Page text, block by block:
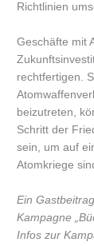
Richtlinien
Geschäfte mit
rechtfertigen.
beizutreten,
Schritt der
sein, um auf
Atomkriege
Ein
Kampagne
Infos zur